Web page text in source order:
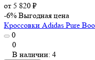
от 5 820 ₽
-6% Выгодная цена
Кроссовки Adidas Pure
0
0
В наличии: 4